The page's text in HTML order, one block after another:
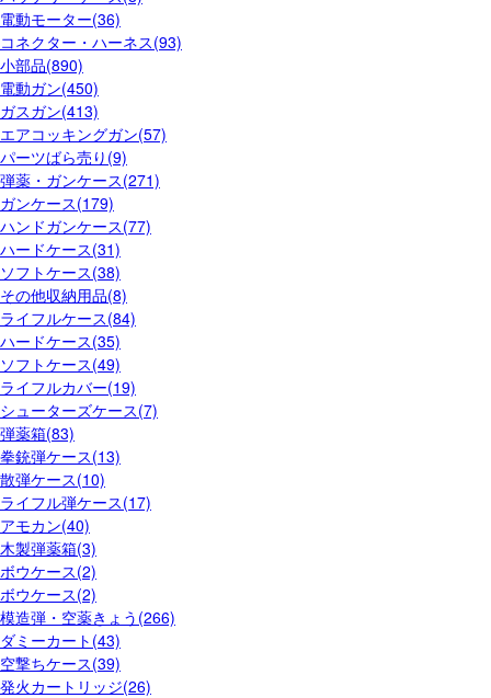
電動モーター(36)
コネクター・ハーネス(93)
小部品(890)
電動ガン(450)
ガスガン(413)
エアコッキングガン(57)
パーツばら売り(9)
弾薬・ガンケース(271)
ガンケース(179)
ハンドガンケース(77)
ハードケース(31)
ソフトケース(38)
その他収納用品(8)
ライフルケース(84)
ハードケース(35)
ソフトケース(49)
ライフルカバー(19)
シューターズケース(7)
弾薬箱(83)
拳銃弾ケース(13)
散弾ケース(10)
ライフル弾ケース(17)
アモカン(40)
木製弾薬箱(3)
ボウケース(2)
ボウケース(2)
模造弾・空薬きょう(266)
ダミーカート(43)
空撃ちケース(39)
発火カートリッジ(26)